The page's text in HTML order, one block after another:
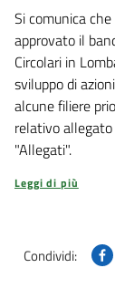
Si comunica
approvato il
Circolari in
sviluppo di
alcune filiere
relativo
"Allegati".
Leggi di più
Condividi: